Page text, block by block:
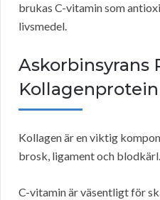
brukas C-vitamin som
livsmedel.
Askorbinsyrans
Kollagen är en viktig
brosk, ligament och blodkärl.
C-vitamin är väsentligt för